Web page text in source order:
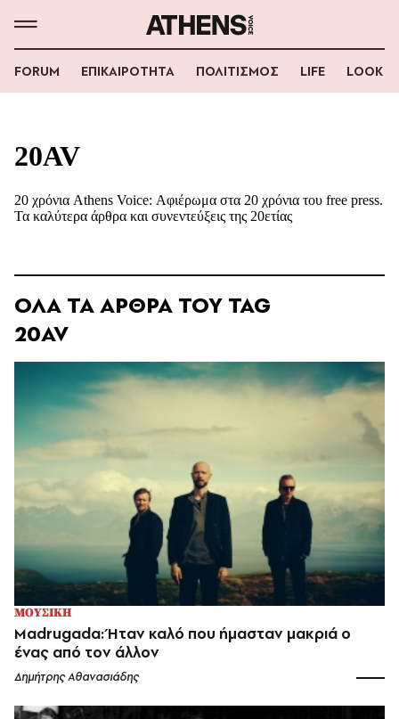
FORUM ΕΠΙΚΑΙΡΟΤΗΤΑ ΠΟΛΙΤΙΣΜΟΣ LIFE LOOK
20AV
20 χρόνια Athens Voice: Αφιέρωμα στα 20 χρόνια του free press.
Τα καλύτερα άρθρα και συνεντεύξεις της 20ετίας
ΟΛΑ ΤΑ ΑΡΘΡΑ ΤΟΥ TAG
20AV
ΜΟΥΣΙΚΗ
Madrugada: Ήταν καλό που ήμασταν μακριά ο
ένας από τον άλλον
Δημήτρης Αθανασιάδης